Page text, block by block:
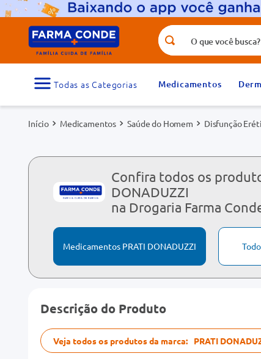
O que você busca? (Ex.: vitamina,
Medicamentos
Medicamentos Saúde do Homem Disfunção
Confira todos os
DONADUZZI
na Drogaria Farma
Medicamentos PRATI DONADUZZI
Descrição do Produto
Veja todos os produtos da marca: PRATI
Termos mais buscados
1
medicamento
5º dipirona